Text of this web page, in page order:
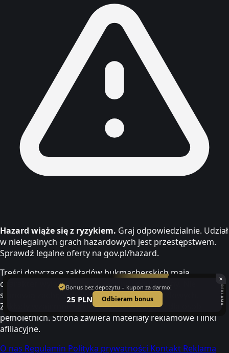
✕
verifiedBonus bez depozytu – kupon za darmo!
25 PLN Odbieram bonus REKLAMA
Hazard wiąże się z ryzykiem. Graj odpowiedzialnie. Udział
w nielegalnych grach hazardowych jest przestępstwem.
Sprawdź legalne oferty na gov.pl/hazard.
Treści dotyczące zakładów bukmacherskich mają
charakter wyłącznie informacyjny i edukacyjny. Nie
stanowią zachęty do udziału w grach hazardowych.
Zakłady wzajemne są dozwolone wyłącznie dla osób
pełnoletnich. Strona zawiera materiały reklamowe i linki
afiliacyjne.
O nas Regulamin Polityka prywatności Kontakt Reklama